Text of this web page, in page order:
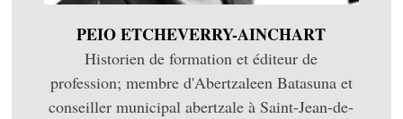
PEIO ETCHEVERRY-AINCHART
Historien de formation et éditeur de
profession; membre d'Abertzaleen Batasuna et
conseiller municipal abertzale à Saint-Jean-de-